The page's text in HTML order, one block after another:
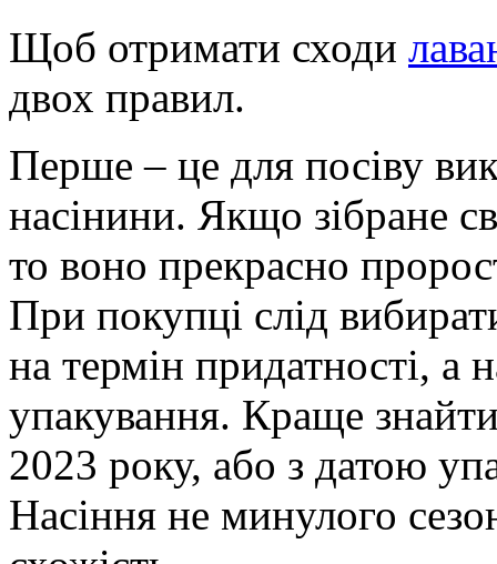
Щоб отримати сходи
двох правил.
Перше – це для посіву
насінини. Якщо зібране
то воно прекрасно
При покупці слід
на термін придатності, а
упакування. Краще
2023 року, або з датою
Насіння не минулого